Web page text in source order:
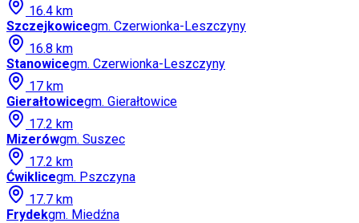
16.4 km
Szczejkowicegm. Czerwionka-Leszczyny
16.8 km
Stanowicegm. Czerwionka-Leszczyny
17 km
Gierałtowicegm. Gierałtowice
17.2 km
Mizerówgm. Suszec
17.2 km
Ćwiklicegm. Pszczyna
17.7 km
Frydekgm. Miedźna